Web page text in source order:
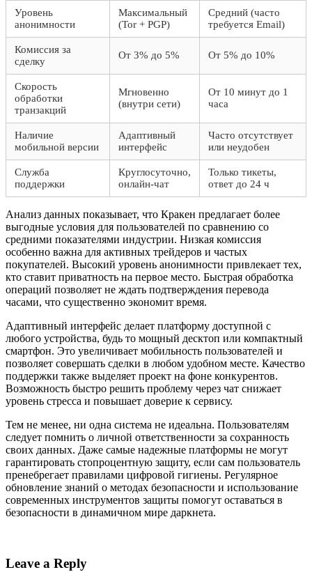
Уровень
анонимности
Максимальный
(Tor + PGP)
Средний (часто
требуется Email)
Комиссия за
сделку
От 3% до 5% От 5% до 10%
Скорость
обработки
транзакций
Мгновенно
(внутри сети)
От 10 минут до 1
часа
Наличие
мобильной версии
Адаптивный
интерфейс
Часто отсутствует
или неудобен
Служба
поддержки
Круглосуточно,
онлайн-чат
Только тикеты,
ответ до 24 ч
Анализ данных показывает, что Кракен предлагает более
выгодные условия для пользователей по сравнению со
средними показателями индустрии. Низкая комиссия
особенно важна для активных трейдеров и частых
покупателей. Высокий уровень анонимности привлекает тех,
кто ставит приватность на первое место. Быстрая обработка
операций позволяет не ждать подтверждения перевода
часами, что существенно экономит время.
Адаптивный интерфейс делает платформу доступной с
любого устройства, будь то мощный десктоп или компактный
смартфон. Это увеличивает мобильность пользователей и
позволяет совершать сделки в любом удобном месте. Качество
поддержки также выделяет проект на фоне конкурентов.
Возможность быстро решить проблему через чат снижает
уровень стресса и повышает доверие к сервису.
Тем не менее, ни одна система не идеальна. Пользователям
следует помнить о личной ответственности за сохранность
своих данных. Даже самые надежные платформы не могут
гарантировать стопроцентную защиту, если сам пользователь
пренебрегает правилами цифровой гигиены. Регулярное
обновление знаний о методах безопасности и использование
современных инструментов защиты помогут оставаться в
безопасности в динамичном мире даркнета.
Leave a Reply